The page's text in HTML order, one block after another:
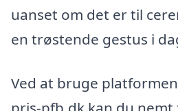
uanset om det er til
en trøstende gestus i
Ved at bruge